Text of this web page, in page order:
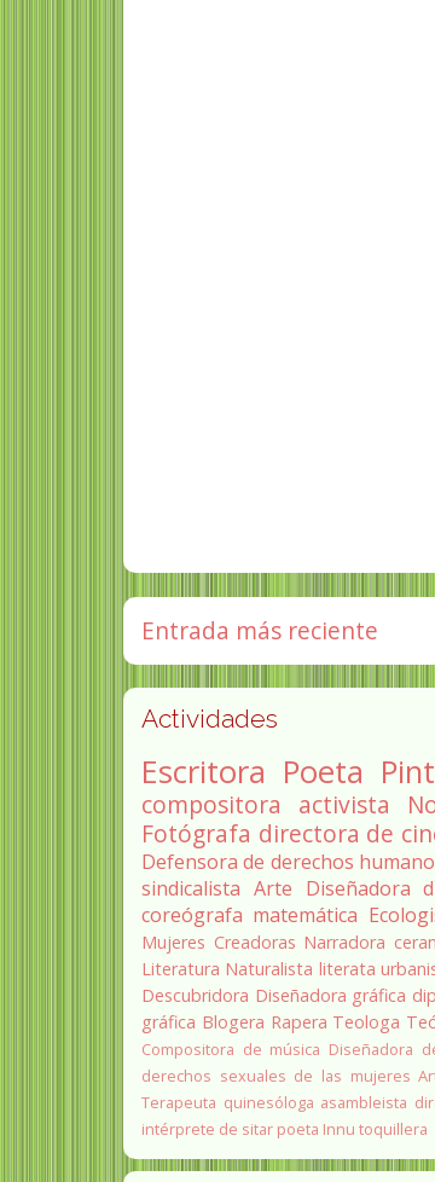
Entrada más reciente
Actividades
Escritora Poeta
compositora
activista
Fotógrafa directora de
Defensora de derechos
sindicalista Arte Diseñadora
coreógrafa matemática
Mujeres Creadoras Narradora
Literatura Naturalista literata
Descubridora Diseñadora gráfica
gráfica Blogera Rapera Teologa
Compositora de música Diseñadora
derechos sexuales de las mujeres
Terapeuta quinesóloga asambleista
intérprete de sitar poeta Innu toquillera